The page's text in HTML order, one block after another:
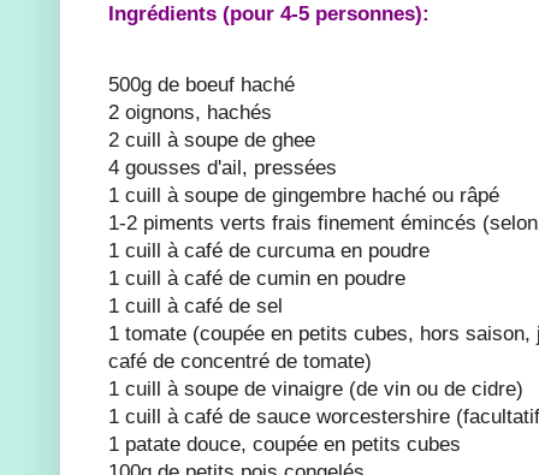
Ingrédients (pour 4-5 personnes):
500g de boeuf haché
2 oignons, hachés
2 cuill à soupe de ghee
4 gousses d'ail, pressées
1 cuill à soupe de gingembre haché ou râpé
1-2 piments verts frais finement émincés
1 cuill à café de curcuma en poudre
1 cuill à café de cumin en poudre
1 cuill à café de sel
1 tomate (coupée en petits cubes, hors
café de concentré de tomate)
1 cuill à soupe de vinaigre (de vin ou de cidre)
1 cuill à café de sauce worcestershire
1 patate douce, coupée en petits cubes